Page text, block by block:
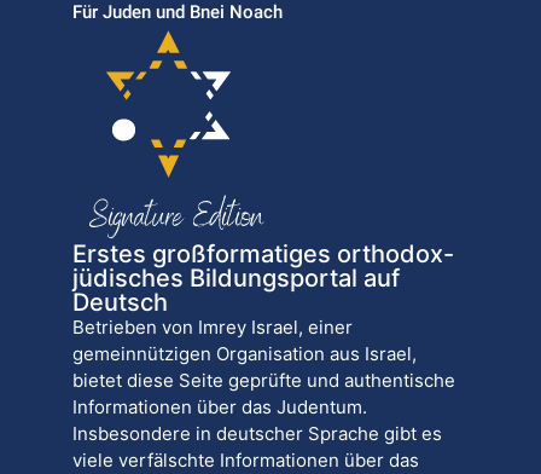
Für Juden und Bnei Noach
Erstes großformatiges orthodox-
jüdisches Bildungsportal auf
Deutsch
Betrieben von Imrey Israel, einer
gemeinnützigen Organisation aus Israel,
bietet diese Seite geprüfte und authentische
Informationen über das Judentum.
Insbesondere in deutscher Sprache gibt es
viele verfälschte Informationen über das